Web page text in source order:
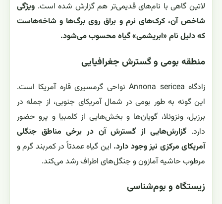
لاتین گاهی با نام‌های قدیمی‌تر هم گزارش شده است.ویژگی
شاخص آن، کرک‌های نرم و براق روی برگ‌ها و شاخه‌هاست
که دلیل نام «ابریشمی» گیاه محسوب می‌شود.
منطقه بومی و گسترش جغرافیایی
زادگاه Annona sericea نواحی گرمسیری قاره آمریکا است.
این گونه به طور بومی در شمال آمریکای جنوبی، از جمله در
برزیل، ونزوئلا، گویان‌ها و بخش‌هایی از کلمبیا و پرو حضور
دارد. گزارش‌هایی از گسترش آن در برخی مناطق جنگلی
آمریکای مرکزی نیز وجود دارد. این گیاه عمدتاً در کمربند گرم و
مرطوب حاشیه آمازون و جنگل‌های اطراف رشد می‌کند.
زیستگاه و بوم‌شناسی